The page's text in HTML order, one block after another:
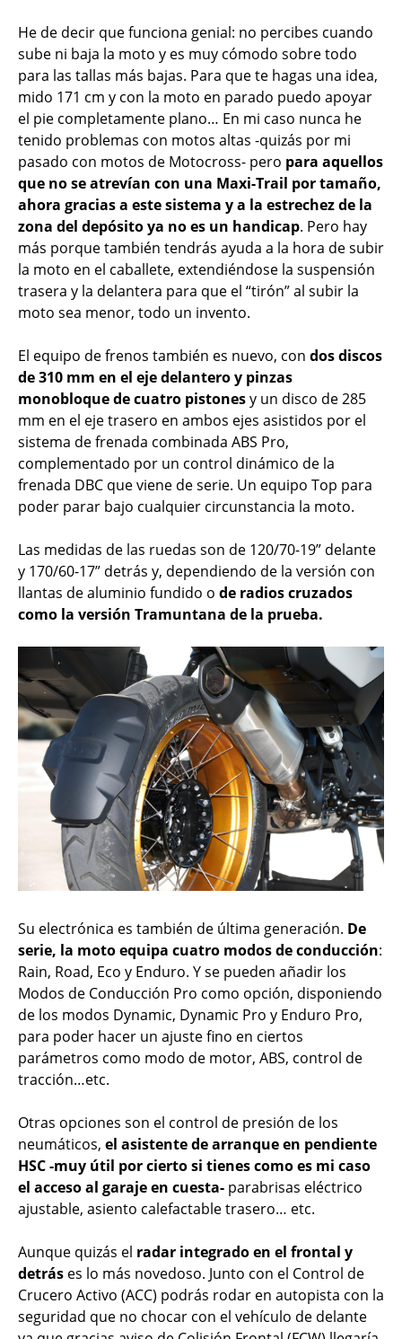
He de decir que funciona genial: no percibes cuando
sube ni baja la moto y es muy cómodo sobre todo
para las tallas más bajas. Para que te hagas una idea,
mido 171 cm y con la moto en parado puedo apoyar
el pie completamente plano… En mi caso nunca he
tenido problemas con motos altas -quizás por mi
pasado con motos de Motocross- pero para aquellos
que no se atrevían con una Maxi-Trail por tamaño,
ahora gracias a este sistema y a la estrechez de la
zona del depósito ya no es un handicap. Pero hay
más porque también tendrás ayuda a la hora de subir
la moto en el caballete, extendiéndose la suspensión
trasera y la delantera para que el “tirón” al subir la
moto sea menor, todo un invento.
El equipo de frenos también es nuevo, con dos discos
de 310 mm en el eje delantero y pinzas
monobloque de cuatro pistonesy un disco de 285
mm en el eje trasero en ambos ejes asistidos por el
sistema de frenada combinada ABS Pro,
complementado por un control dinámico de la
frenada DBC que viene de serie. Un equipo Top para
poder parar bajo cualquier circunstancia la moto.
Las medidas de las ruedas son de 120/70-19” delante
y 170/60-17” detrás y, dependiendo de la versión con
llantas de aluminio fundido o de radios cruzados
como la versión Tramuntana de la prueba.
Su electrónica es también de última generación. De
serie, la moto equipa cuatro modos de conducción:
Rain, Road, Eco y Enduro. Y se pueden añadir los
Modos de Conducción Pro como opción, disponiendo
de los modos Dynamic, Dynamic Pro y Enduro Pro,
para poder hacer un ajuste fino en ciertos
parámetros como modo de motor, ABS, control de
tracción…etc.
Otras opciones son el control de presión de los
neumáticos, el asistente de arranque en pendiente
HSC -muy útil por cierto si tienes como es mi caso
el acceso al garaje en cuesta- parabrisas eléctrico
ajustable, asiento calefactable trasero… etc.
Aunque quizás el radar integrado en el frontal y
detrás es lo más novedoso. Junto con el Control de
Crucero Activo (ACC) podrás rodar en autopista con la
seguridad que no chocar con el vehículo de delante